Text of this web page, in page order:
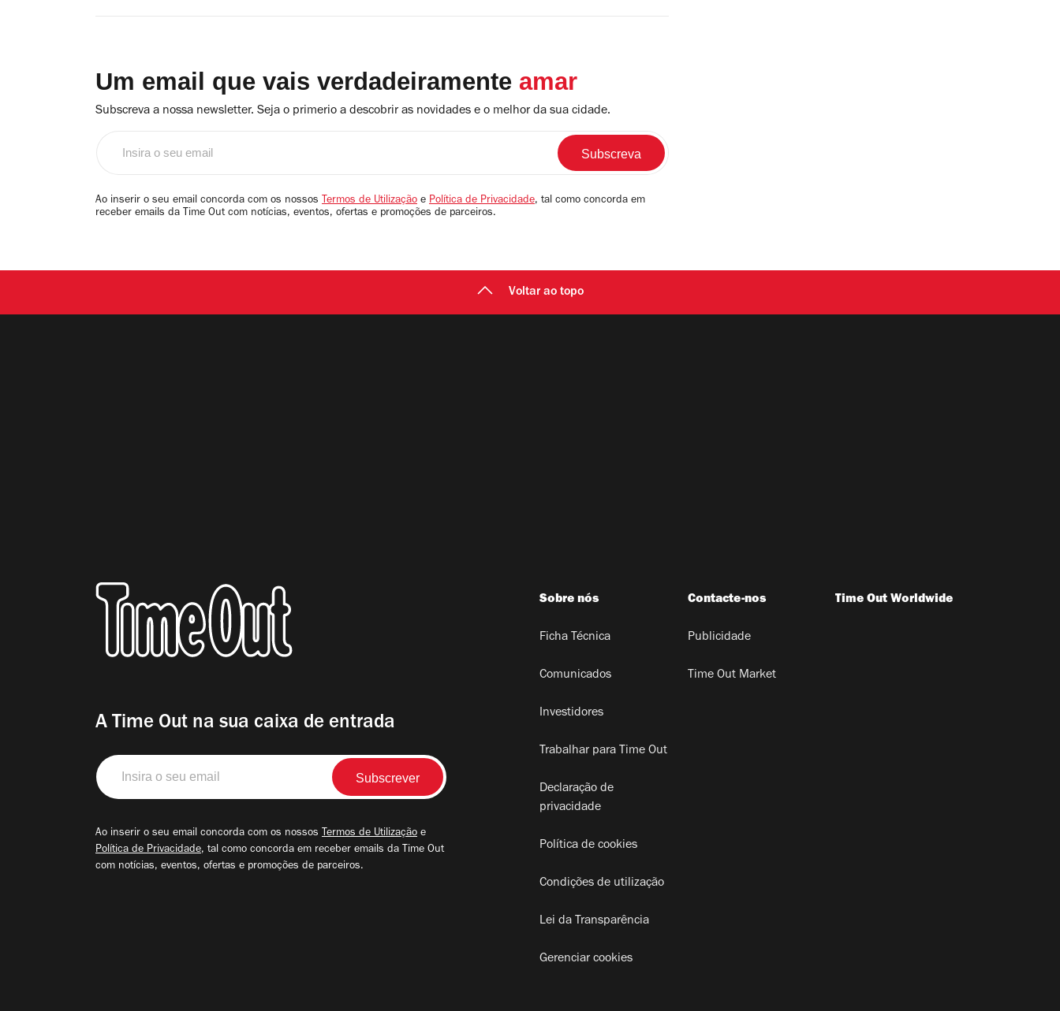
Um email que vais verdadeiramente amar
Subscreva a nossa newsletter. Seja o primerio a descobrir as novidades e o melhor da sua cidade.
email
Ao inserir o seu email concorda com os nossos Termos de Utilização e Política de Privacidade, tal como concorda em
receber emails da Time Out com notícias, eventos, ofertas e promoções de parceiros.
Voltar ao topo
A Time Out na sua caixa de entrada
Insira
o
seu
Ao inserir o seu email concorda com os nossos Termos de Utilização e
Política de Privacidade, tal como concorda em receber emails da Time Out
com notícias, eventos, ofertas e promoções de parceiros.
Sobre nós
Ficha Técnica
Comunicados
Investidores
Trabalhar para Time Out
Declaração de
privacidade
Política de cookies
Condições de utilização
Lei da Transparência
Gerenciar cookies
Contacte-nos
Publicidade
Time Out Market
Time Out Worldwide